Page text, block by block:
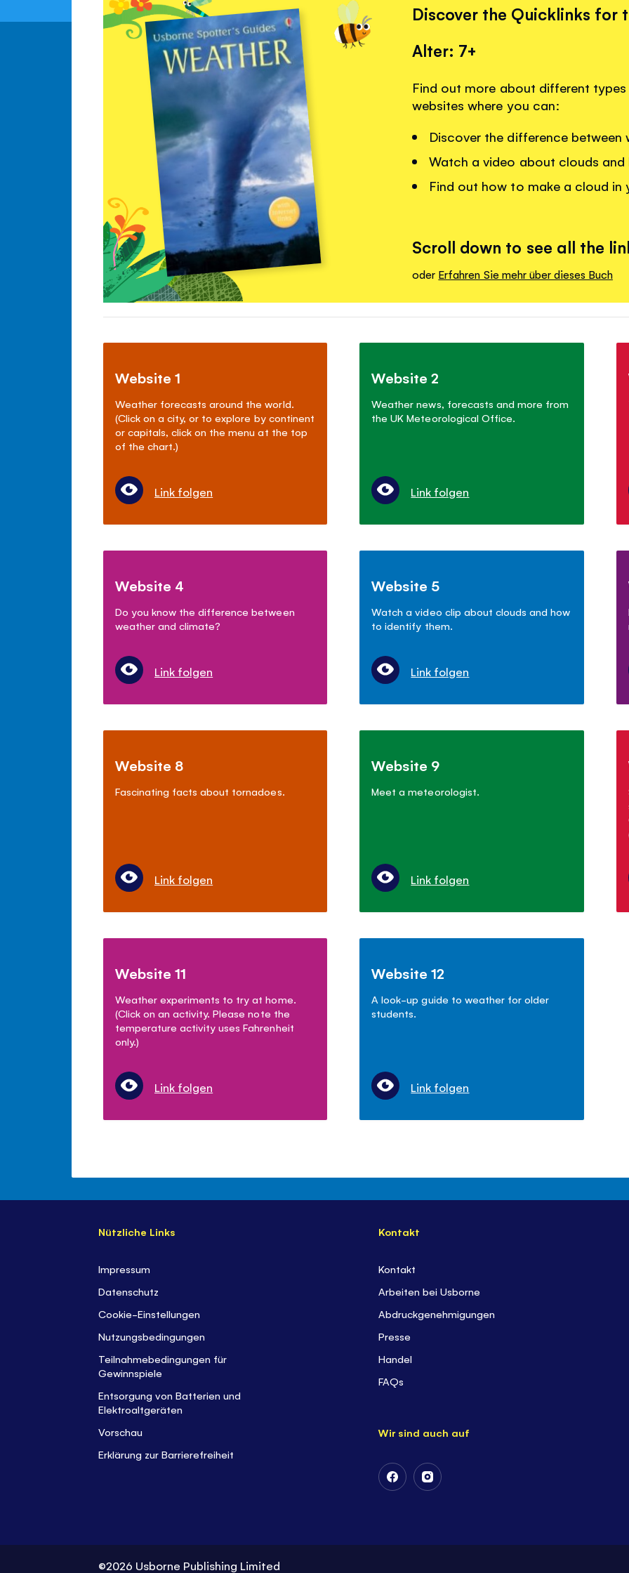
Discover the Quicklinks for
Alter: 7+
Find out more about different
websites where you can:
Discover the difference between
Watch a video about clouds
Find out how to make a cloud in
Scroll down to see all the
oder Erfahren Sie mehr über dieses Buch
Website 1
Weather forecasts around the world.
(Click on a city, or to explore by continent
or capitals, click on the menu at the top
of the chart.)
Link folgen
Website 2
Weather news, forecasts and more from
the UK Meteorological Office.
Link folgen
Website 4
Do you know the difference between
weather and climate?
Link folgen
Website 5
Watch a video clip about clouds and how
to identify them.
Link folgen
Website 8
Fascinating facts about tornadoes.
Link folgen
Website 9
Meet a meteorologist.
Link folgen
Website 11
Weather experiments to try at home.
(Click on an activity. Please note the
temperature activity uses Fahrenheit
only.)
Link folgen
Website 12
A look-up guide to weather for older
students.
Link folgen
Nützliche Links
Impressum
Datenschutz
Cookie-Einstellungen
Nutzungsbedingungen
Teilnahmebedingungen für
Gewinnspiele
Entsorgung von Batterien und
Elektroaltgeräten
Vorschau
Erklärung zur Barrierefreiheit
Kontakt
Kontakt
Arbeiten bei Usborne
Abdruckgenehmigungen
Presse
Handel
FAQs
Wir sind auch auf
Follow
Follow
©2026 Usborne Publishing Limited